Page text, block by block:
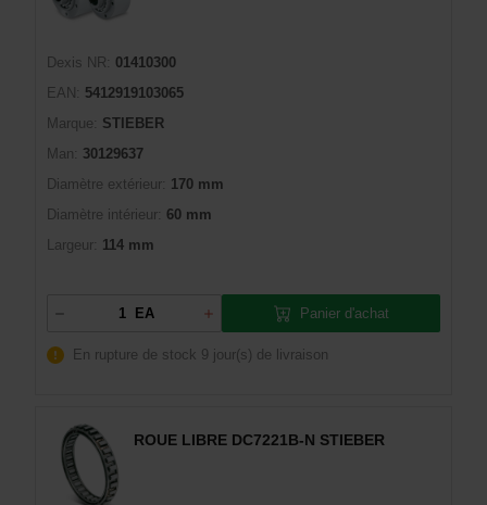
Dexis NR:
01410300
EAN:
5412919103065
Marque:
STIEBER
Man:
30129637
Diamètre extérieur: 170 mm
Diamètre intérieur: 60 mm
Largeur: 114 mm
EA Panier d'achat
En rupture de stock 9 jour(s) de livraison
ROUE LIBRE DC7221B-N STIEBER